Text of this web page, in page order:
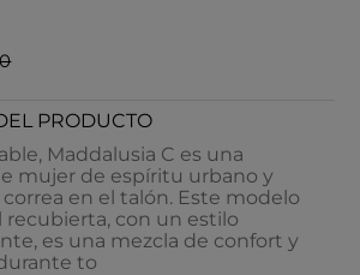
PRODUCTO
Maddalusia C es una
mujer de espíritu urbano y
en el talón. Este modelo
recubierta, con un estilo
es una mezcla de confort y
to